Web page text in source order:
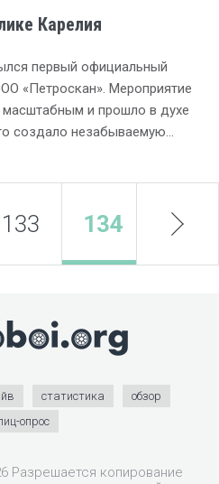
Карелия
первый официальный
«Петроскан». Мероприятие
и прошло в духе
создало незабываемую…
133 134 135
next
статистика
обзор
опрос
Разрешается копирование